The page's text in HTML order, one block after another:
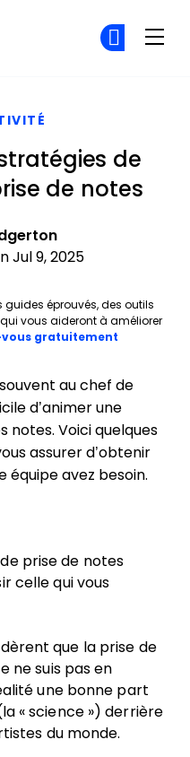
de
de notes
Jul 9, 2025
guides éprouvés, des outils
vous aideront à améliorer
vous gratuitement
au chef de
d’animer une
notes. Voici quelques
assurer d’obtenir
équipe avez besoin.
prise de notes
celle qui vous
que la prise de
ne suis pas en
une bonne part
« science ») derrière
du monde.